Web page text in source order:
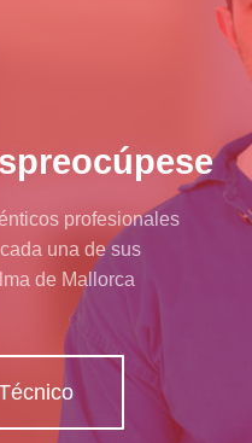
profesionales
una de sus
de Mallorca